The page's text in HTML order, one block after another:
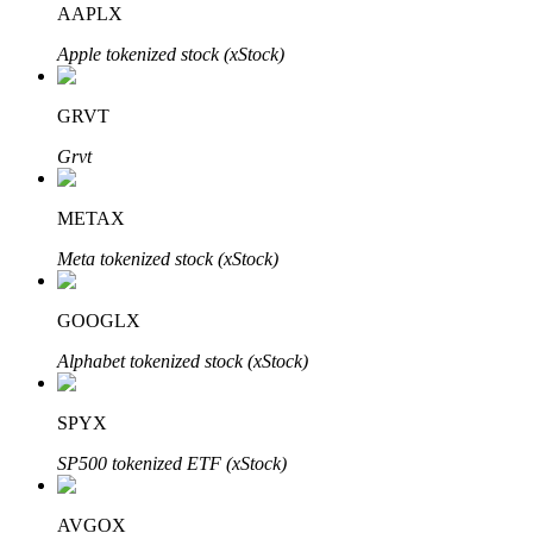
BTR-vergrendelingen
Exclusieve beleggingen voor BTR-houders
Leningen
AAPLX
Apple tokenized stock (xStock)
GRVT
Grvt
METAX
Meta tokenized stock (xStock)
GOOGLX
Alphabet tokenized stock (xStock)
SPYX
SP500 tokenized ETF (xStock)
AVGOX